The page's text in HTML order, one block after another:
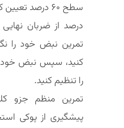
درصد از ضربان
تمرین نبض خود را
کنید، سپس نبض خود
را تنظیم کنید.
تمرین منظم جزو
پیشگیری از پوکی